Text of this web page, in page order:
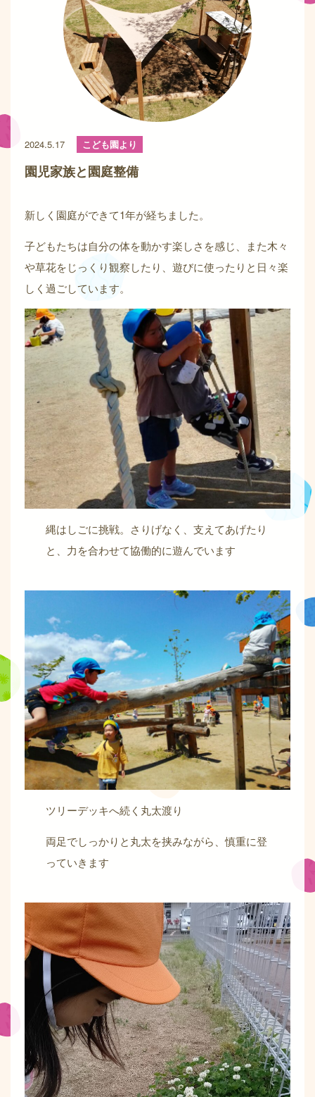
2024.5.17 こども園より
園児家族と園庭整備
新しく園庭ができて1年が経ちました。
子どもたちは自分の体を動かす楽しさを感じ、また木々
や草花をじっくり観察したり、遊びに使ったりと日々楽
しく過ごしています。
縄はしごに挑戦。さりげなく、支えてあげたり
と、力を合わせて協働的に遊んでいます
ツリーデッキへ続く丸太渡り
両足でしっかりと丸太を挟みながら、慎重に登
っていきます